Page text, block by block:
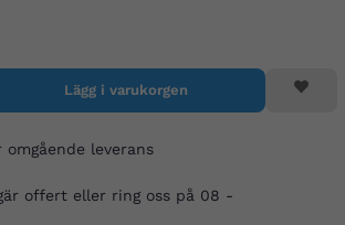
Lägg i varukorgen
leverans
offert eller ring oss på 08 -